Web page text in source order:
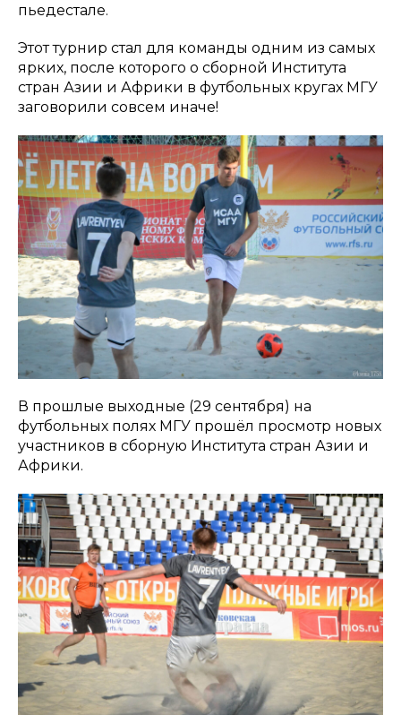
пьедестале.
Этот турнир стал для команды одним из самых
ярких, после которого о сборной Института
стран Азии и Африки в футбольных кругах МГУ
заговорили совсем иначе!
В прошлые выходные (29 сентября) на
футбольных полях МГУ прошёл просмотр новых
участников в сборную Института стран Азии и
Африки.